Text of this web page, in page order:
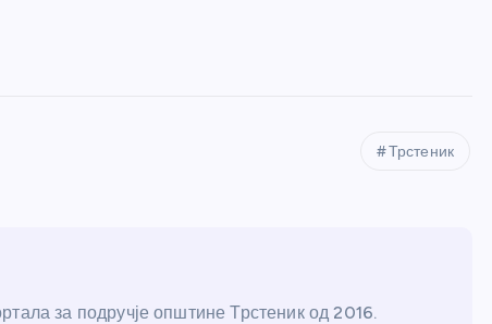
Трстеник
за подручје општине Трстеник од 2016.